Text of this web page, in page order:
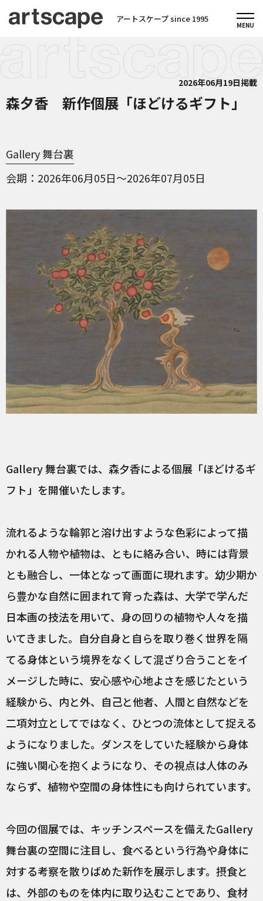
アートスケープ since 1995
2026年06月19日掲載
森夕香 新作個展「ほどけるギフト」
Gallery 舞台裏
会期
2026年06月05日～2026年07月05日
Gallery 舞台裏では、森夕香による個展「ほどけるギ
フト」を開催いたします。
流れるような輪郭と溶け出すような色彩によって描
かれる人物や植物は、ともに絡み合い、時には背景
とも融合し、一体となって画面に現れます。幼少期か
ら豊かな自然に囲まれて育った森は、大学で学んだ
日本画の技法を用いて、身の回りの植物や人々を描
いてきました。自分自身と自らを取り巻く世界を隔
てる身体という境界をなくして混ざり合うことをイ
メージした時に、安心感や心地よさを感じたという
経験から、内と外、自己と他者、人間と自然などを
二項対立としてではなく、ひとつの流体として捉える
ようになりました。ダンスをしていた経験から身体
に強い関心を抱くようになり、その視点は人体のみ
ならず、植物や空間の身体性にも向けられています。
今回の個展では、キッチンスペースを備えたGallery
舞台裏の空間に注目し、食べるという行為や身体に
対する考察を散りばめた新作を展示します。摂食と
は、外部のものを体内に取り込むことであり、食材